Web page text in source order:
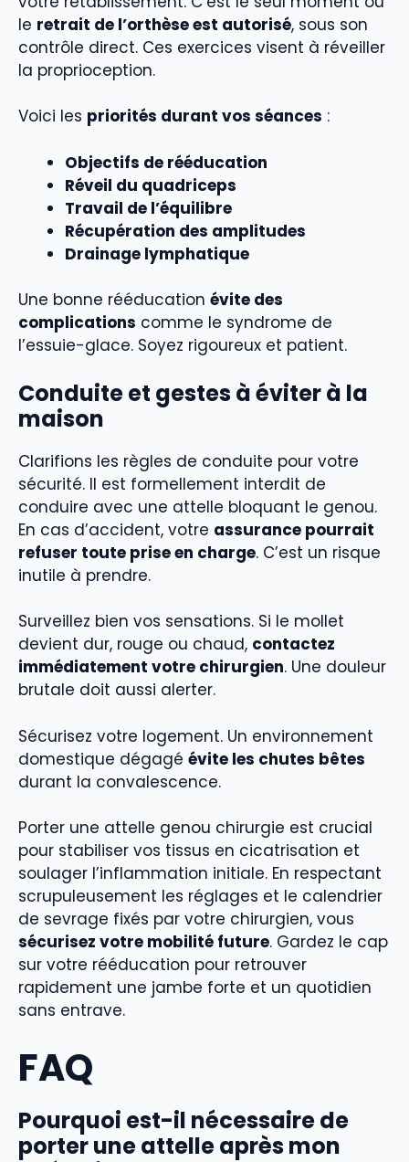
le retrait de l’orthèse est autorisé, sous son
contrôle direct. Ces exercices visent à réveiller
la proprioception.
Voici les priorités durant vos séances :
Objectifs de rééducation
Réveil du quadriceps
Travail de l’équilibre
Récupération des amplitudes
Drainage lymphatique
Une bonne rééducation évite des
complications comme le syndrome de
l’essuie-glace. Soyez rigoureux et patient.
Conduite et gestes à éviter à la
maison
Clarifions les règles de conduite pour votre
sécurité. Il est formellement interdit de
conduire avec une attelle bloquant le genou.
En cas d’accident, votre assurance pourrait
refuser toute prise en charge. C’est un risque
inutile à prendre.
Surveillez bien vos sensations. Si le mollet
devient dur, rouge ou chaud, contactez
immédiatement votre chirurgien. Une douleur
brutale doit aussi alerter.
Sécurisez votre logement. Un environnement
domestique dégagé évite les chutes bêtes
durant la convalescence.
Porter une attelle genou chirurgie est crucial
pour stabiliser vos tissus en cicatrisation et
soulager l’inflammation initiale. En respectant
scrupuleusement les réglages et le calendrier
de sevrage fixés par votre chirurgien, vous
sécurisez votre mobilité future. Gardez le cap
sur votre rééducation pour retrouver
rapidement une jambe forte et un quotidien
sans entrave.
FAQ
Pourquoi est-il nécessaire de
porter une attelle après mon